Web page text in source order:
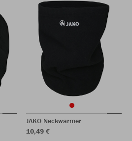
JAKO Neckwarmer
10,49 €